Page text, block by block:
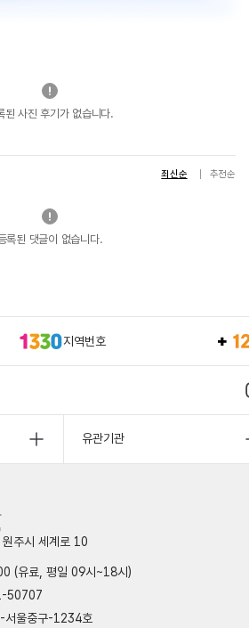
된 사진 후기가 없습니다.
최신순 추천순
록된 댓글이 없습니다.
지역번호
유관기관
주시 세계로 10
(유료, 평일 09시~18시)
50707
울중구-1234호